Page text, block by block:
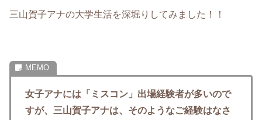
三山賀子アナの大学生活を深堀りしてみました！！
女子アナには「ミスコン」出場経験者が多いので
すが、三山賀子アナは、そのようなご経験はなさ